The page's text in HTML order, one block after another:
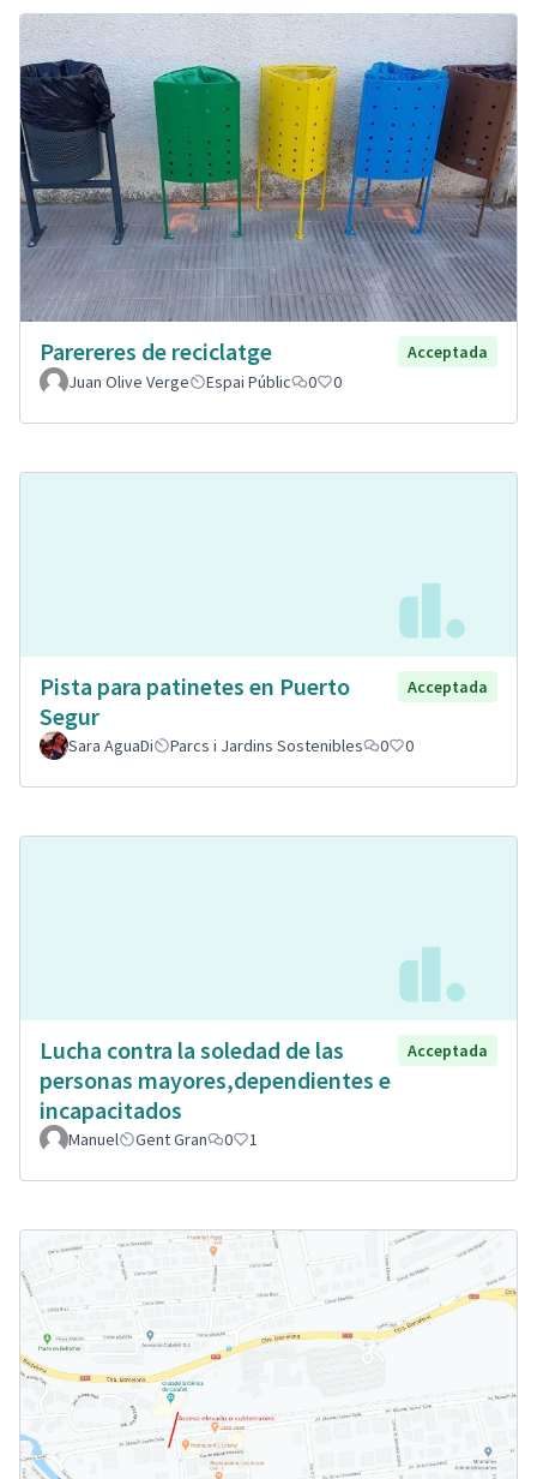
Parereres de reciclatge
Acceptada
Juan Olive Verge
Espai Públic 0 0
Pista para patinetes en Puerto
Segur
Acceptada
Sara AguaDi Parcs i Jardins Sostenibles 0 0
Lucha contra la soledad de las
personas mayores,dependientes e
incapacitados
Acceptada
Manuel Gent Gran 0 1